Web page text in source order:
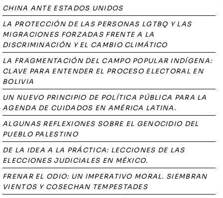
CHINA ANTE ESTADOS UNIDOS
LA PROTECCIÓN DE LAS PERSONAS LGTBQ Y LAS
MIGRACIONES FORZADAS FRENTE A LA
DISCRIMINACIÓN Y EL CAMBIO CLIMÁTICO
LA FRAGMENTACIÓN DEL CAMPO POPULAR INDÍGENA:
CLAVE PARA ENTENDER EL PROCESO ELECTORAL EN
BOLIVIA
UN NUEVO PRINCIPIO DE POLÍTICA PÚBLICA PARA LA
AGENDA DE CUIDADOS EN AMÉRICA LATINA.
ALGUNAS REFLEXIONES SOBRE EL GENOCIDIO DEL
PUEBLO PALESTINO
DE LA IDEA A LA PRÁCTICA: LECCIONES DE LAS
ELECCIONES JUDICIALES EN MÉXICO.
FRENAR EL ODIO: UN IMPERATIVO MORAL. SIEMBRAN
VIENTOS Y COSECHAN TEMPESTADES